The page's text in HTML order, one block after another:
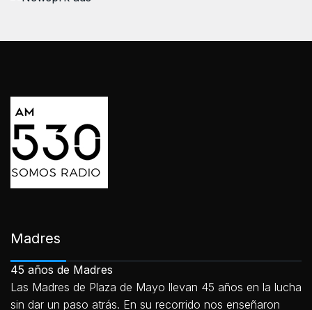
Madres
45 años de Madres
Las Madres de Plaza de Mayo llevan 45 años en la lucha
sin dar un paso atrás. En su recorrido nos enseñaron